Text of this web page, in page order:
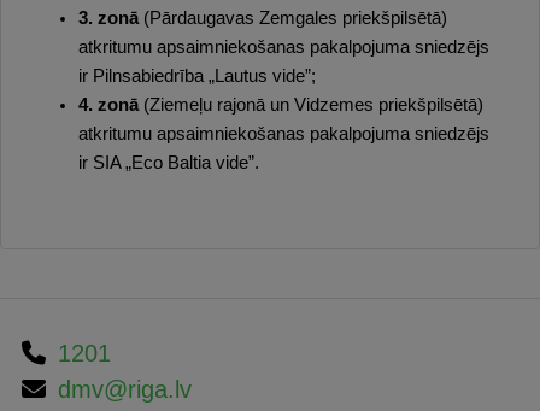
3. zonā (Pārdaugavas Zemgales priekšpilsētā)
atkritumu apsaimniekošanas pakalpojuma sniedzējs
ir Pilnsabiedrība „Lautus vide”;
4. zonā (Ziemeļu rajonā un Vidzemes priekšpilsētā)
atkritumu apsaimniekošanas pakalpojuma sniedzējs
ir SIA „Eco Baltia vide”.
1201
dmv@riga.lv